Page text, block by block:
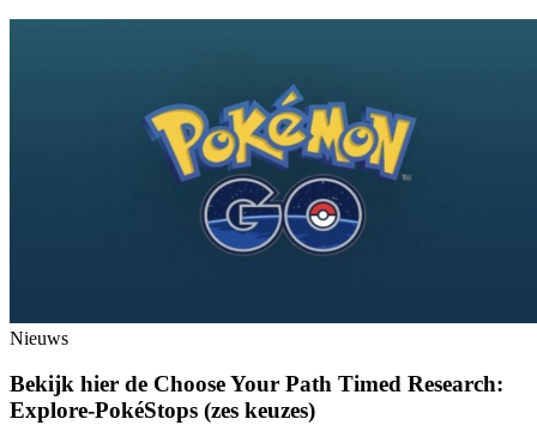
Nieuws
Bekijk hier de Choose Your Path Timed Research:
Explore-PokéStops (zes keuzes)